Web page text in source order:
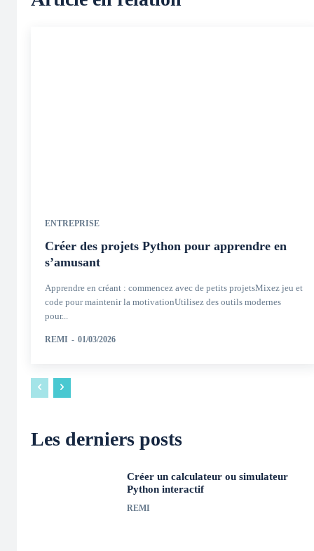
ENTREPRISE
Créer des projets Python pour apprendre en
s’amusant
Apprendre en créant : commencez avec de petits projetsMixez jeu et
code pour maintenir la motivationUtilisez des outils modernes
pour...
REMI - 01/03/2026
Les derniers posts
Créer un calculateur ou simulateur
Python interactif
REMI